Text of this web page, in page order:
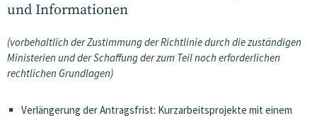
und Informationen
(vorbehaltlich der Zustimmung der Richtlinie durch die zuständigen
Ministerien und der Schaffung der zum Teil noch erforderlichen
rechtlichen Grundlagen)
Verlängerung der Antragsfrist: Kurzarbeitsprojekte mit einem